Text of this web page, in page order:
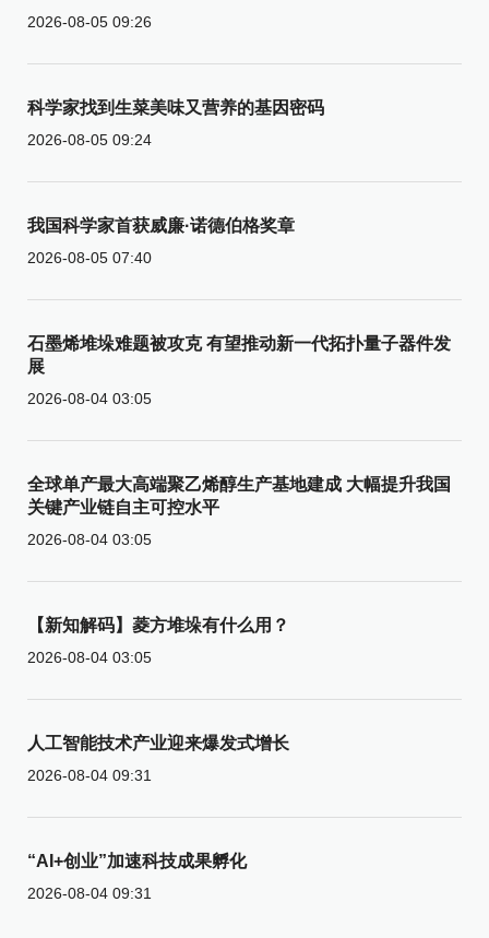
2026-08-05 09:26
科学家找到生菜美味又营养的基因密码
2026-08-05 09:24
我国科学家首获威廉·诺德伯格奖章
2026-08-05 07:40
石墨烯堆垛难题被攻克 有望推动新一代拓扑量子器件发
展
2026-08-04 03:05
全球单产最大高端聚乙烯醇生产基地建成 大幅提升我国
关键产业链自主可控水平
2026-08-04 03:05
【新知解码】菱方堆垛有什么用？
2026-08-04 03:05
人工智能技术产业迎来爆发式增长
2026-08-04 09:31
“AI+创业”加速科技成果孵化
2026-08-04 09:31